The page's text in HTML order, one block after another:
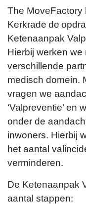
The MoveFactory
Kerkrade de
Ketenaanpak
Hierbij werken
verschillende
medisch domein.
vragen we
‘Valpreventie’ en
onder de
inwoners. Hierbij
het aantal
verminderen.
De Ketenaanpak
aantal stappen: